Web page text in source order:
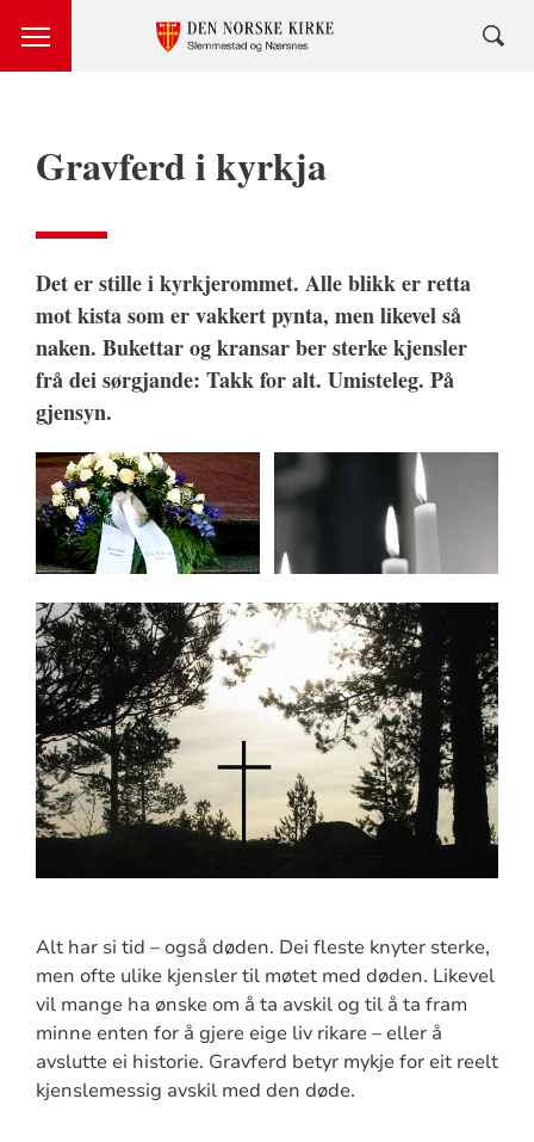
Gravferd i kyrkja
Det er stille i kyrkjerommet. Alle blikk er retta
mot kista som er vakkert pynta, men likevel så
naken. Bukettar og kransar ber sterke kjensler
frå dei sørgjande: Takk for alt. Umisteleg. På
gjensyn.
Alt har si tid – også døden. Dei fleste knyter sterke,
men ofte ulike kjensler til møtet med døden. Likevel
vil mange ha ønske om å ta avskil og til å ta fram
minne enten for å gjere eige liv rikare – eller å
avslutte ei historie. Gravferd betyr mykje for eit reelt
kjenslemessig avskil med den døde.